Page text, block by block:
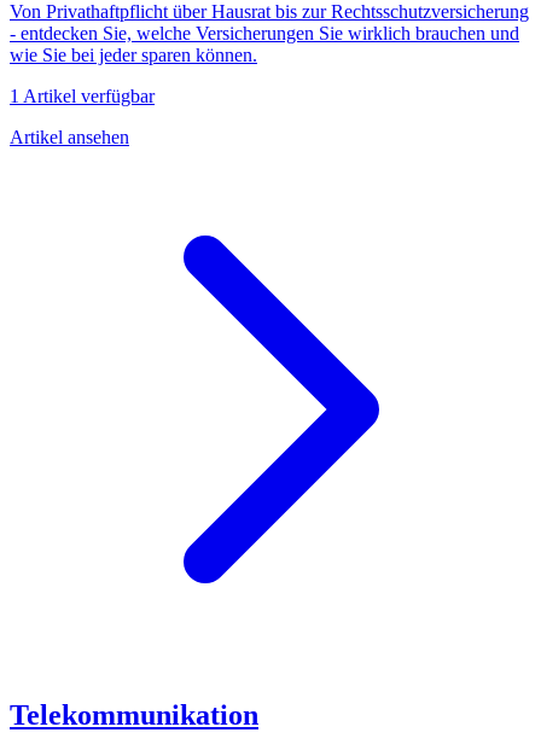
Von Privathaftpflicht über Hausrat bis zur Rechtsschutzversicherung
- entdecken Sie, welche Versicherungen Sie wirklich brauchen und
wie Sie bei jeder sparen können.
1 Artikel verfügbar
Artikel ansehen
Telekommunikation